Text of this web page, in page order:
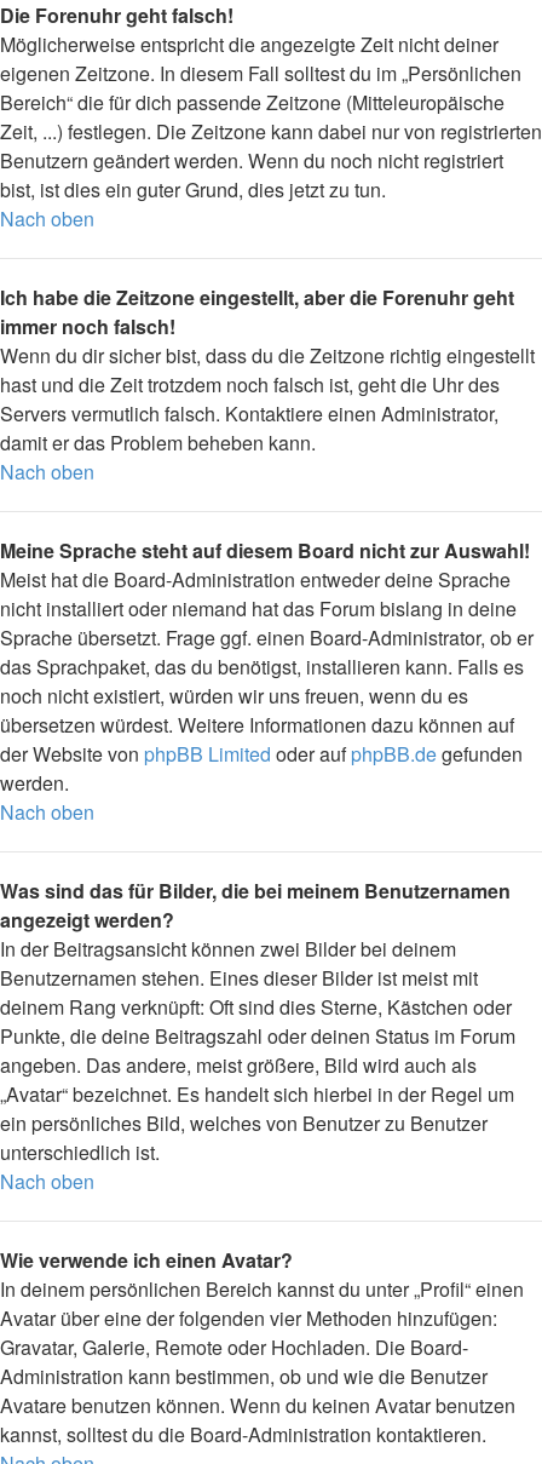
Die Forenuhr geht falsch!
Möglicherweise entspricht die angezeigte Zeit nicht deiner
eigenen Zeitzone. In diesem Fall solltest du im „Persönlichen
Bereich“ die für dich passende Zeitzone (Mitteleuropäische
Zeit, ...) festlegen. Die Zeitzone kann dabei nur von registrierten
Benutzern geändert werden. Wenn du noch nicht registriert
bist, ist dies ein guter Grund, dies jetzt zu tun.
Nach oben
Ich habe die Zeitzone eingestellt, aber die Forenuhr geht
immer noch falsch!
Wenn du dir sicher bist, dass du die Zeitzone richtig eingestellt
hast und die Zeit trotzdem noch falsch ist, geht die Uhr des
Servers vermutlich falsch. Kontaktiere einen Administrator,
damit er das Problem beheben kann.
Nach oben
Meine Sprache steht auf diesem Board nicht zur Auswahl!
Meist hat die Board-Administration entweder deine Sprache
nicht installiert oder niemand hat das Forum bislang in deine
Sprache übersetzt. Frage ggf. einen Board-Administrator, ob er
das Sprachpaket, das du benötigst, installieren kann. Falls es
noch nicht existiert, würden wir uns freuen, wenn du es
übersetzen würdest. Weitere Informationen dazu können auf
der Website von phpBB Limited oder aufphpBB.degefunden
werden.
Nach oben
Was sind das für Bilder, die bei meinem Benutzernamen
angezeigt werden?
In der Beitragsansicht können zwei Bilder bei deinem
Benutzernamen stehen. Eines dieser Bilder ist meist mit
deinem Rang verknüpft: Oft sind dies Sterne, Kästchen oder
Punkte, die deine Beitragszahl oder deinen Status im Forum
angeben. Das andere, meist größere, Bild wird auch als
„Avatar“ bezeichnet. Es handelt sich hierbei in der Regel um
ein persönliches Bild, welches von Benutzer zu Benutzer
unterschiedlich ist.
Nach oben
Wie verwende ich einen Avatar?
In deinem persönlichen Bereich kannst du unter „Profil“ einen
Avatar über eine der folgenden vier Methoden hinzufügen:
Gravatar, Galerie, Remote oder Hochladen. Die Board-
Administration kann bestimmen, ob und wie die Benutzer
Avatare benutzen können. Wenn du keinen Avatar benutzen
kannst, solltest du die Board-Administration kontaktieren.